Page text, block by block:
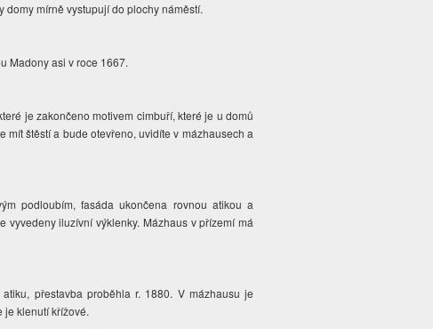
mírně vystupují do plochy náměstí.
Madony asi v roce 1667.
je zakončeno motivem cimbuří, které je u domů
štěstí a bude otevřeno, uvidíte v mázhausech a
podloubím, fasáda ukončena rovnou atikou a
vyvedeny iluzívní výklenky. Mázhaus v přízemí má
přestavba proběhla r. 1880. V mázhausu je
je klenutí křížové.